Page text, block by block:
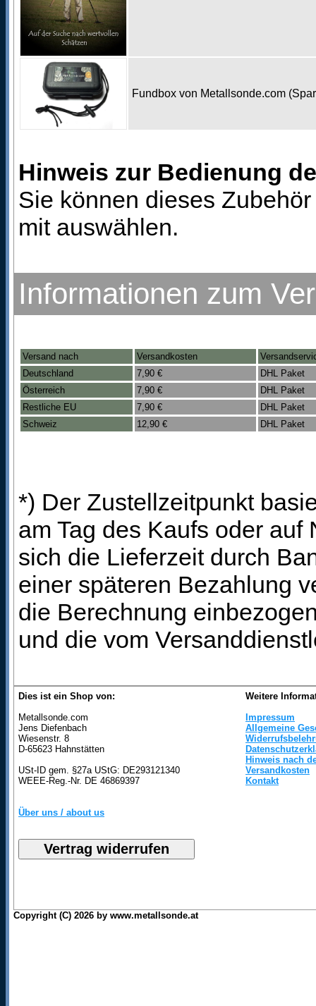
Fundbox von Metallsonde.com
Hinweis zur Bedienung
Sie können dieses
mit auswählen.
Informationen zum
Versand nach Versandkosten
Deutschland
7,90 €
DHL Paket
Österreich
7,90 €
DHL Paket
Restliche EU
7,90 €
DHL Paket
Schweiz
12,90 € DHL Paket
*) Der Zustellzeitpunkt
am Tag des Kaufs oder
sich die Lieferzeit durch
einer späteren Bezahlung
die Berechnung
und die vom
Dies ist ein Shop von:
Metallsonde.com
Jens Diefenbach
Wiesenstr. 8
D-65623 Hahnstätten
USt-ID gem. §27a UStG: DE293121340
WEEE-Reg.-Nr. DE 46869397
Über uns / about us
Weitere
Impressum
Allgemeine
Hinweis nach
Versandkosten
Kontakt
Copyright (C) 2026 by www.metallsonde.at